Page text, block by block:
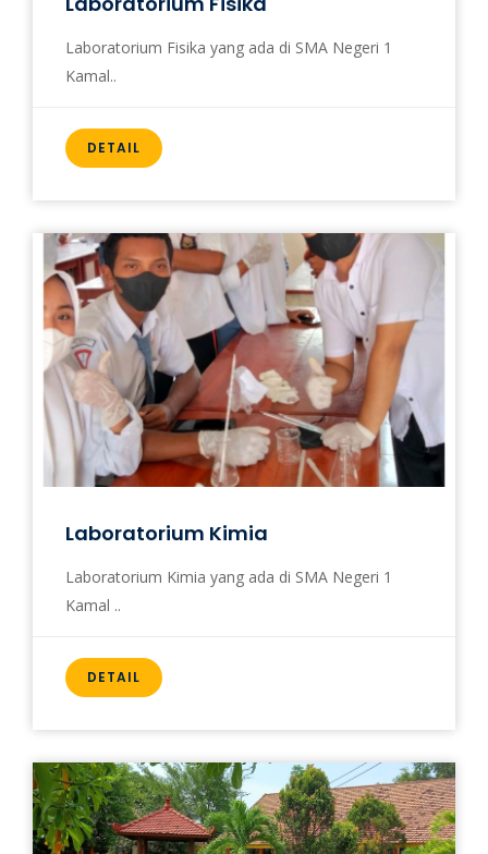
Laboratorium Fisika yang ada di SMA Negeri 1
Kamal..
DETAIL
Laboratorium Kimia
Laboratorium Kimia yang ada di SMA Negeri 1
Kamal ..
DETAIL